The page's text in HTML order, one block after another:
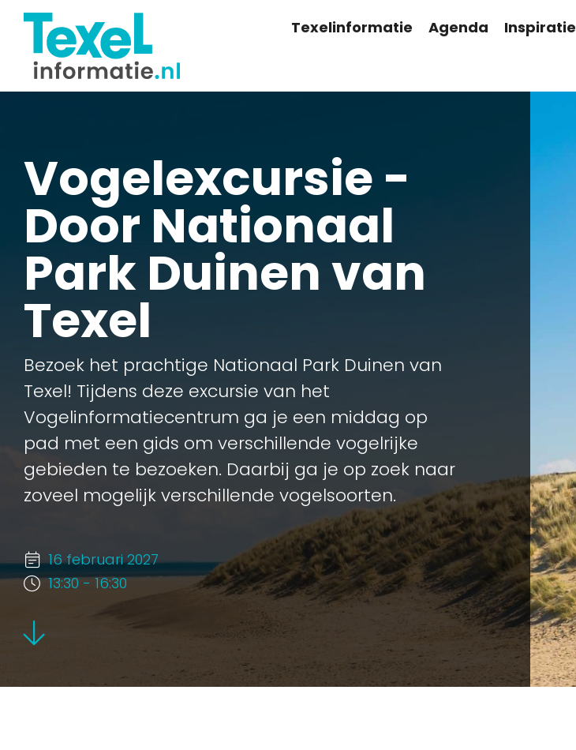
Texelinformatie Agenda Inspiratie
Vogelexcursie -
Door Nationaal
Park Duinen van
Texel
Bezoek het prachtige Nationaal Park Duinen van
Texel! Tijdens deze excursie van het
Vogelinformatiecentrum ga je een middag op
pad met een gids om verschillende vogelrijke
gebieden te bezoeken. Daarbij ga je op zoek naar
zoveel mogelijk verschillende vogelsoorten.
16 februari 2027
13:30 - 16:30